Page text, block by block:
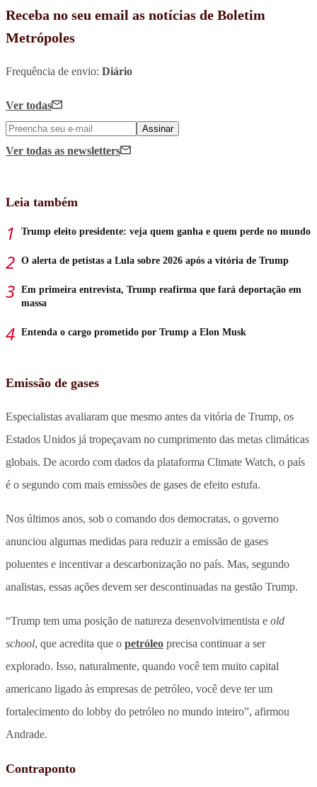
Receba no seu email as notícias de Boletim
Metrópoles
Frequência de envio: Diário
Ver todas
Assinar
Ver todas as newsletters
Leia também
Trump eleito presidente: veja quem ganha e quem perde no mundo
O alerta de petistas a Lula sobre 2026 após a vitória de Trump
Em primeira entrevista, Trump reafirma que fará deportação em
massa
Entenda o cargo prometido por Trump a Elon Musk
Emissão de gases
Especialistas avaliaram que mesmo antes da vitória de Trump, os
Estados Unidos já tropeçavam no cumprimento das metas climáticas
globais. De acordo com dados da plataforma Climate Watch, o país
é o segundo com mais emissões de gases de efeito estufa.
Nos últimos anos, sob o comando dos democratas, o governo
anunciou algumas medidas para reduzir a emissão de gases
poluentes e incentivar a descarbonização no país. Mas, segundo
analistas, essas ações devem ser descontinuadas na gestão Trump.
“Trump tem uma posição de natureza desenvolvimentista e old
school, que acredita que o petróleo precisa continuar a ser
explorado. Isso, naturalmente, quando você tem muito capital
americano ligado às empresas de petróleo, você deve ter um
fortalecimento do lobby do petróleo no mundo inteiro”, afirmou
Andrade.
Contraponto